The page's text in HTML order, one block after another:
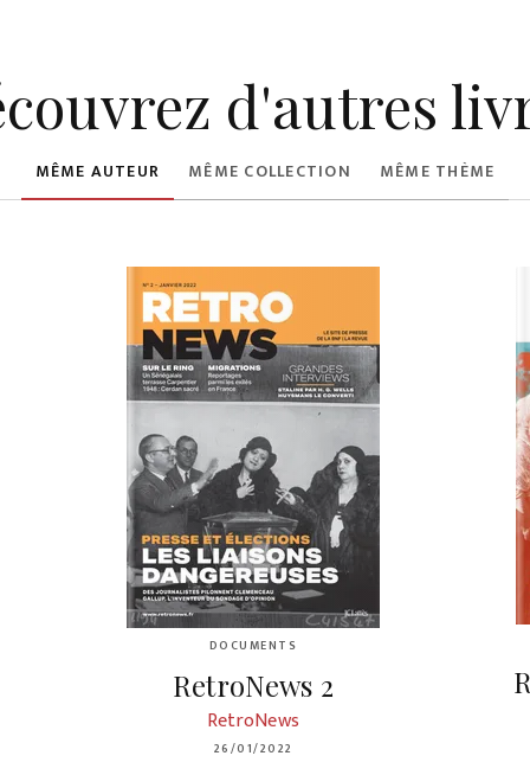
d'autres
MÊME AUTEUR MÊME COLLECTION MÊME THÈME
DOCUMENTS
RetroNews 2
RetroNews
26/01/2022